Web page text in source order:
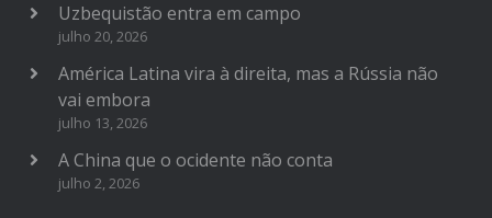
Uzbequistão entra em campo
julho 20, 2026
América Latina vira à direita, mas a Rússia não
vai embora
julho 13, 2026
A China que o ocidente não conta
julho 2, 2026